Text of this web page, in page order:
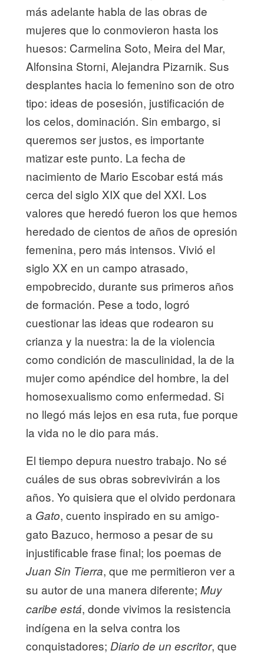
más adelante habla de las obras de
mujeres que lo conmovieron hasta los
huesos: Carmelina Soto, Meira del Mar,
Alfonsina Storni, Alejandra Pizarnik. Sus
desplantes hacia lo femenino son de otro
tipo: ideas de posesión, justificación de
los celos, dominación. Sin embargo, si
queremos ser justos, es importante
matizar este punto. La fecha de
nacimiento de Mario Escobar está más
cerca del siglo XIX que del XXI. Los
valores que heredó fueron los que hemos
heredado de cientos de años de opresión
femenina, pero más intensos. Vivió el
siglo XX en un campo atrasado,
empobrecido, durante sus primeros años
de formación. Pese a todo, logró
cuestionar las ideas que rodearon su
crianza y la nuestra: la de la violencia
como condición de masculinidad, la de la
mujer como apéndice del hombre, la del
homosexualismo como enfermedad. Si
no llegó más lejos en esa ruta, fue porque
la vida no le dio para más.
El tiempo depura nuestro trabajo. No sé
cuáles de sus obras sobrevivirán a los
años. Yo quisiera que el olvido perdonara
a Gato, cuento inspirado en su amigo-
gato Bazuco, hermoso a pesar de su
injustificable frase final; los poemas de
Juan Sin Tierra, que me permitieron ver a
su autor de una manera diferente; Muy
caribe está, donde vivimos la resistencia
indígena en la selva contra los
conquistadores; Diario de un escritor, que